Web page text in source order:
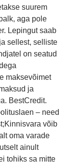
suurem
aga pole
Lepingut saab
sellest, selliste
on seatud
maksevõimet
ja
BestCredit.
– need
võib
oma varade
ainult
tohiks sa mitte